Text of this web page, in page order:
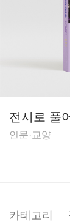
전시로 풀
인문·교양
카테고리